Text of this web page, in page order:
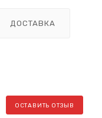
ДОСТАВКА
ОСТАВИТЬ ОТЗЫВ